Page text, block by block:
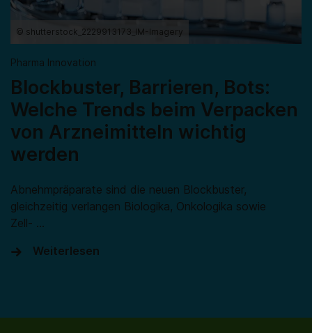
© shutterstock_2229913173_IM-Imagery
Pharma Innovation
Blockbuster, Barrieren, Bots:
Welche Trends beim Verpacken
von Arzneimitteln wichtig
werden
Abnehmpräparate sind die neuen Blockbuster,
gleichzeitig verlangen Biologika, Onkologika sowie
Zell- …
Weiterlesen